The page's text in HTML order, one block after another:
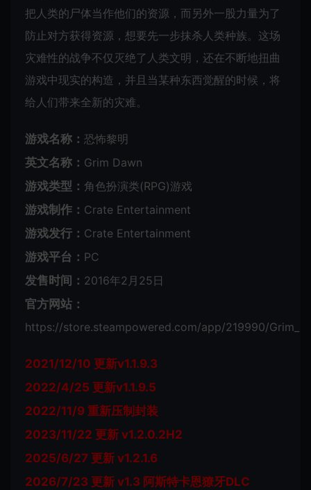
把人类的尸体当作他们的资源，而另外一股力量为了
防止对方获得资源，想要先一步抹杀人类种族。这场
灾难性的战争不仅灭绝了人类文明，还在不断地扭曲
游戏中现实的构造，并且当某种东西觉醒的时候，将
给人们带来全新的灾难。
游戏名称： 恐怖黎明
英文名称： Grim Dawn
游戏类型： 角色扮演类(RPG)游戏
游戏制作： Crate Entertainment
游戏发行： Crate Entertainment
游戏平台： PC
发售时间： 2016年2月25日
官方网站：
https://store.steampowered.com/app/219990/
2021/12/10 更新v1.1.9.3
2022/4/25 更新v1.1.9.5
2022/11/9 重新压制封装
2023/11/22 更新 v1.2.0.2H2
2025/6/27 更新 v1.2.1.6
2026/7/23 更新 v1.3 阿斯特卡恩獠牙DLC